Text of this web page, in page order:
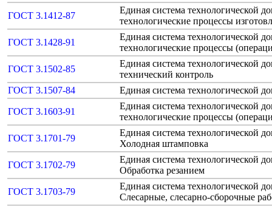
ГОСТ 3.1412-87
Единая система технологической
технологические процессы
ГОСТ 3.1428-91
Единая система технологической
технологические процессы
ГОСТ 3.1502-85
Единая система технологической
технический контроль
ГОСТ 3.1507-84
Единая система технологической
ГОСТ 3.1603-91
Единая система технологической
технологические процессы
ГОСТ 3.1701-79
Единая система технологической
Холодная штамповка
ГОСТ 3.1702-79
Единая система технологической
Обработка резанием
ГОСТ 3.1703-79
Единая система технологической
Слесарные, слесарно-сборочные